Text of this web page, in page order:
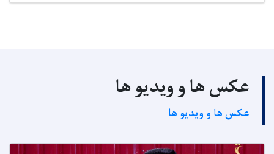
عکس ها و ویدیو ها
عکس ها و ویدیو ها